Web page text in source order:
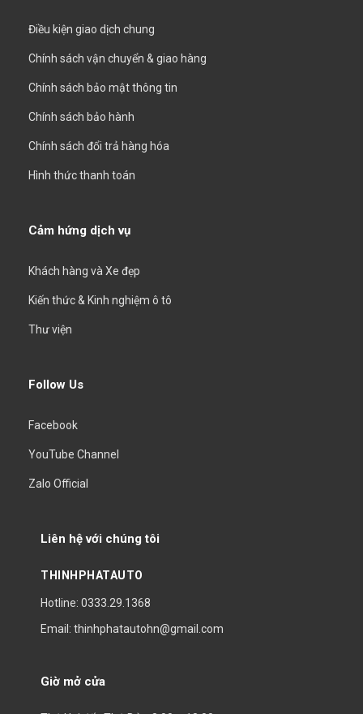
Điều kiện giao dịch chung
Chính sách vận chuyển & giao hàng
Chính sách bảo mật thông tin
Chính sách bảo hành
Chính sách đổi trả hàng hóa
Hình thức thanh toán
Cảm hứng dịch vụ
Khách hàng và Xe đẹp
Kiến thức & Kinh nghiệm ô tô
Thư viện
Follow Us
Facebook
YouTube Channel
Zalo Official
Liên hệ với chúng tôi
THINHPHATAUTO
Hotline: 0333.29.1368
Email: thinhphatautohn@gmail.com
Giờ mở cửa